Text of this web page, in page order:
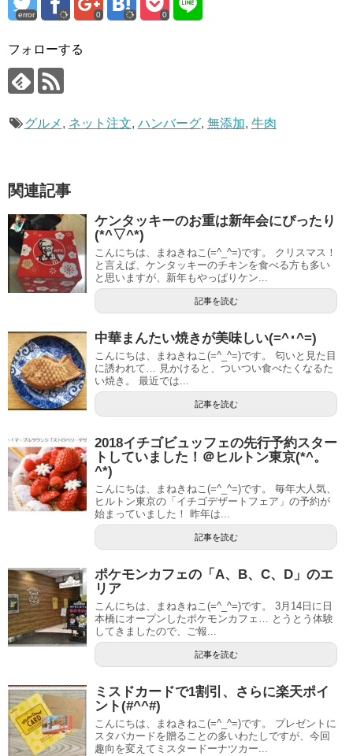
error 0 0
フォローする
グルメ , ネット注文, ハンバーグ, 無添加, 牛肉
関連記事
ケンタッキーのお重は新年会にぴったり
(*^▽^*)
こんにちは、まねきねこ(=^_^=)です。 クリスマス！
と言えば、ケンタッキーのチキンを食べる方も多い
と思いますが、新年もやっぱりケン...
記事を読む
中華まんたい焼きが美味しい(=^･^=)
こんにちは、まねきねこ(=^_^=)です。 匂いと見た目
に誘われて… 見かけると、ついつい食べたくなるた
い焼き。 最近では...
記事を読む
2018イチゴビュッフェの先行予約スター
トしていました！＠ヒルトン東京(*^。
^*)
こんにちは、まねきねこ(=^_^=)です。 毎年大人気、
ヒルトン東京の「イチゴデザートフェア」の予約が
始まっていました！ 昨年は...
記事を読む
ポケモンカフェの「A、B、C、D」のエ
リア
こんにちは、まねきねこ(=^_^=)です。 3月14日に日
本橋にオープンしたポケモンカフェ… とうとう体験
してきましたので、ご報...
記事を読む
ミスドカードで1割引、さらに楽天ポイ
ント(#^^#)
こんにちは、まねきねこ(=^_^=)です。 プレゼントに
スタバカードを贈ることの多いわたしですが、今回
趣向を変えてミスタードーナツカー...